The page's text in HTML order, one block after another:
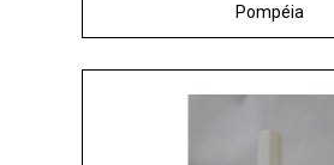
Pompéia